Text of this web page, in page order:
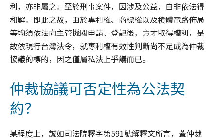
利，亦非屬之。至於刑事案件，因涉及公益，自非依法得
和解。即此之故，由於專利權、商標權以及積體電路佈局
等均須依法向主管機關申請、登記後，方才取得權利，是
故依現行台灣法令，就專利權有效性判斷尚不足成為仲裁
協議的標的，因之僅屬私法上爭議而已。
仲裁協議可否定性為公法契
約？
某程度上，誠如司法院釋字第591號解釋文所言，蓋仲裁